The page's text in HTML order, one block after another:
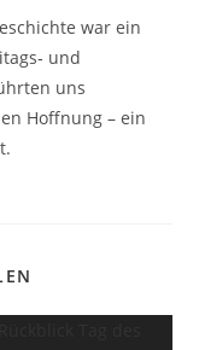
war ein
und
uns
Hoffnung – ein